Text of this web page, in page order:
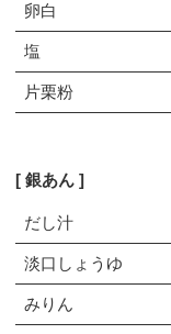
卵白
塩
片栗粉
銀あん
だし汁
淡口しょうゆ
みりん